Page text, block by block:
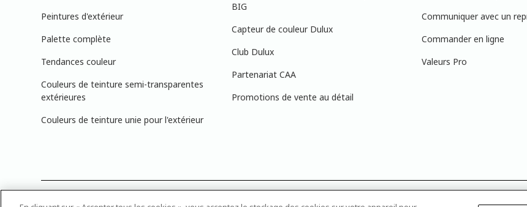
Peintures d'extérieur
Palette complète
Tendances couleur
Couleurs de teinture semi-transparentes
extérieures
Couleurs de teinture unie pour l'extérieur
BIG
Capteur de couleur Dulux
Club Dulux
Partenariat CAA
Promotions de vente au détail
Communiquer avec un
Commander en ligne
Valeurs Pro